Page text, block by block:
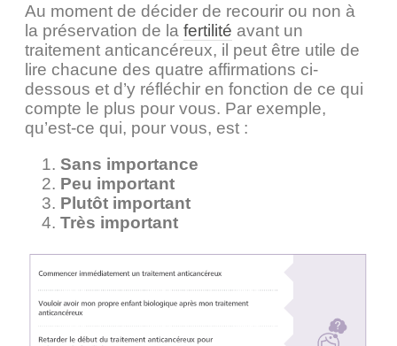
Au moment de décider de recourir ou non à
la préservation de la fertilité avant un
traitement anticancéreux, il peut être utile de
lire chacune des quatre affirmations ci-
dessous et d’y réfléchir en fonction de ce qui
compte le plus pour vous. Par exemple,
qu’est-ce qui, pour vous, est :
Sans importance
Peu important
Plutôt important
Très important